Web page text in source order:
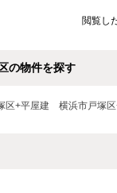
閲覧し
の物件を探す
区+平屋建 横浜市戸塚